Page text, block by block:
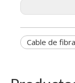
Cable de